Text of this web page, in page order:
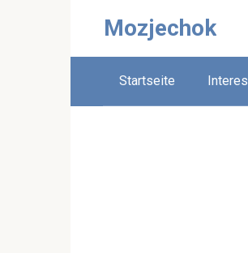
Mozjechok
Startseite